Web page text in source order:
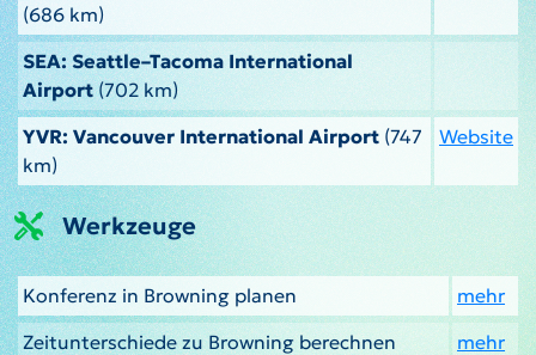
(686 km)
SEA: Seattle–Tacoma International
Airport(702 km)
YVR: Vancouver International Airport (747
km)
Website
Werkzeuge
Konferenz in Browning planen
mehr
Zeitunterschiede zu Browning berechnen
mehr